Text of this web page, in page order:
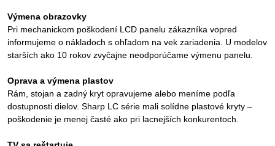
Výmena obrazovky
Pri mechanickom poškodení LCD panelu zákazníka vopred
informujeme o nákladoch s ohľadom na vek zariadenia. U modelov
starších ako 10 rokov zvyčajne neodporúčame výmenu panelu.
Oprava a výmena plastov
Rám, stojan a zadný kryt opravujeme alebo meníme podľa
dostupnosti dielov. Sharp LC série mali solídne plastové kryty –
poškodenie je menej časté ako pri lacnejších konkurentoch.